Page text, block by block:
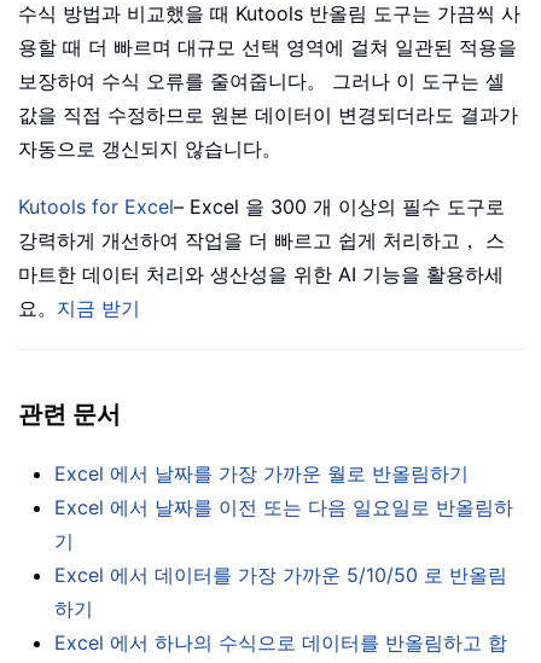
수식 방법과 비교했을 때 Kutools 반올림 도구는 가끔씩 사
용할 때 더 빠르며 대규모 선택 영역에 걸쳐 일관된 적용을
보장하여 수식 오류를 줄여줍니다。 그러나 이 도구는 셀
값을 직접 수정하므로 원본 데이터이 변경되더라도 결과가
자동으로 갱신되지 않습니다。
Kutools for Excel– Excel 을 300 개 이상의 필수 도구로
강력하게 개선하여 작업을 더 빠르고 쉽게 처리하고， 스
마트한 데이터 처리와 생산성을 위한 AI 기능을 활용하세
요。 지금 받기
관련 문서
Excel 에서 날짜를 가장 가까운 월로 반올림하기
Excel 에서 날짜를 이전 또는 다음 일요일로 반올림하
기
Excel 에서 데이터를 가장 가까운 5/10/50 로 반올림
하기
Excel 에서 하나의 수식으로 데이터를 반올림하고 합